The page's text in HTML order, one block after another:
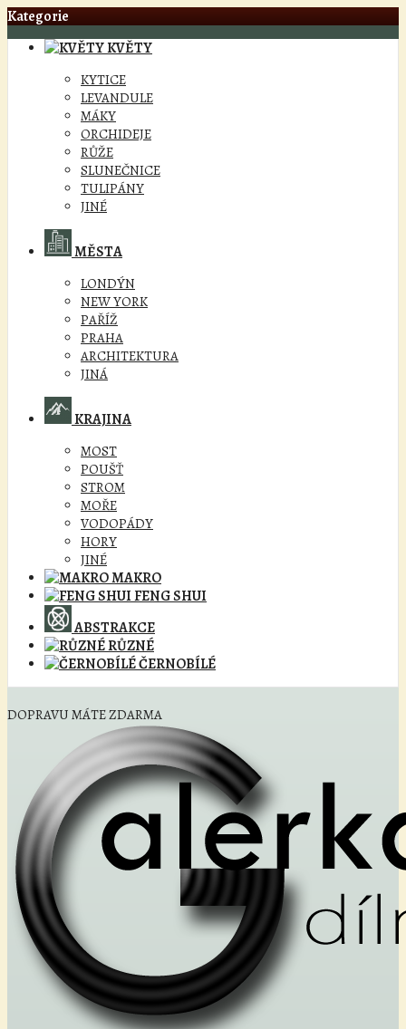
Kategorie
KVĚTY
KYTICE
LEVANDULE
MÁKY
ORCHIDEJE
RŮŽE
SLUNEČNICE
TULIPÁNY
JINÉ
MĚSTA
LONDÝN
NEW YORK
PAŘÍŽ
PRAHA
ARCHITEKTURA
JINÁ
KRAJINA
MOST
POUŠŤ
STROM
MOŘE
VODOPÁDY
HORY
JINÉ
MAKRO
FENG SHUI
ABSTRAKCE
RŮZNÉ
ČERNOBÍLÉ
DOPRAVU MÁTE ZDARMA